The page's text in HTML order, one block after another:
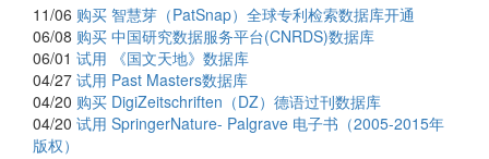
11/06 购买 智慧芽（PatSnap）全球专利检索数据库开通
06/08 购买 中国研究数据服务平台(CNRDS)数据库
06/01 试用
《国文天地》数据库
04/27 试用 Past Masters数据库
04/20 购买 DigiZeitschriften（DZ）德语过刊数据库
04/20 试用 SpringerNature- Palgrave 电子书（2005-2015年
版权）